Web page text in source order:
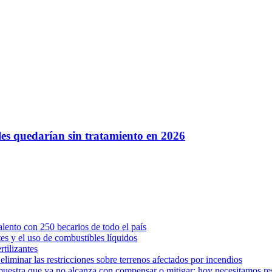
quedarían sin tratamiento en 2026
con 250 becarios de todo el país
y el uso de combustibles líquidos
las restricciones sobre terrenos afectados por incendios